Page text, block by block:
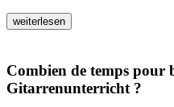
weiterlesen
Combien de temps pour
Gitarrenunterricht ?